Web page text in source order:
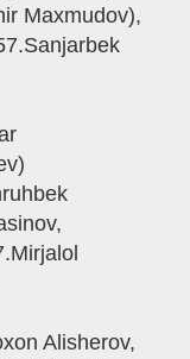
Maxmudov),
Alisherov,